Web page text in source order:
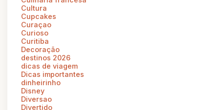
Cultura
Cupcakes
Curaçao
Curioso
Curitiba
Decoração
destinos 2026
dicas de viagem
Dicas importantes
dinheirinho
Disney
Diversao
Divertido